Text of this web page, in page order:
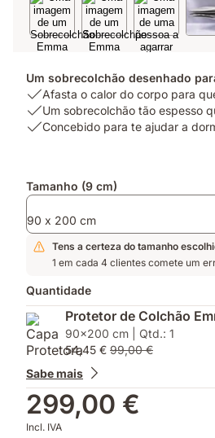
Um sobrecolchão desenhado
USP
1:
Afasta
corpo
que
possas
dormir
Afasta o calor do corpo para
USP
2:
espesso
pode
dar
uma
vida
a
um
colchão
velho
Um sobrecolchão tão espesso
USP
te
a
dormir
sem
e
a
acordares
revigorado
Concebido para te ajudar a
Complementos
Tamanho (9 cm)
90 x 200 cm
Tens a certeza do tamanho
1 em cada 4 clientes comete um
Quantidade
Protetor de Colchão
90x200 cm | Qtd.: 1
54,45 € 99,00 €
Sabe mais
299,00 €
Incl. IVA